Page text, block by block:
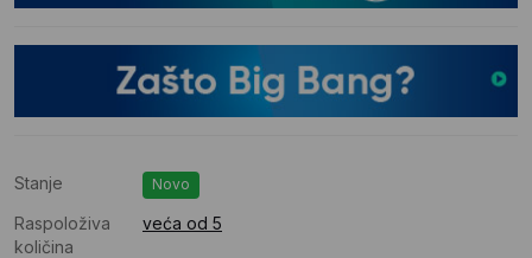
Stanje Novo
Raspoloživa
količina
veća od 5